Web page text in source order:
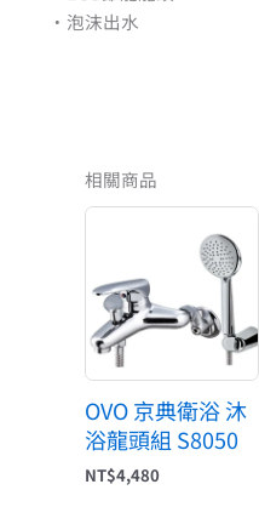
・泡沫出水
相關商品
OVO 京典衛浴 沐
浴龍頭組 S8050
NT$4,480